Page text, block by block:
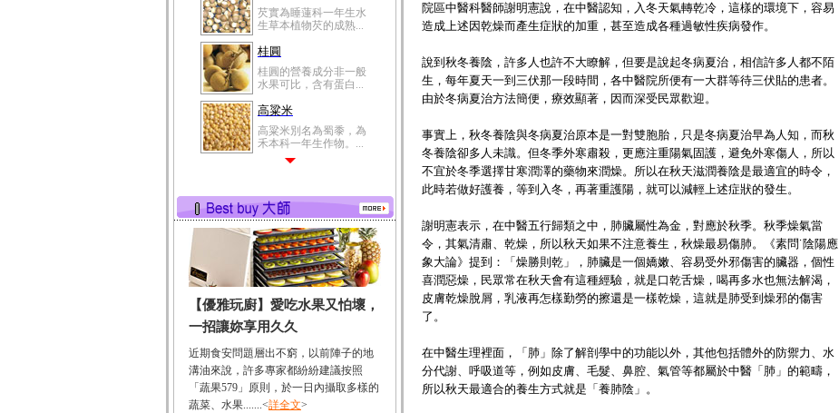
芡實為睡蓮科一年生水
生草本植物芡的成熟...
桂圓
桂圓的營養成分非一般
水果可比，含有蛋白...
高粱米
高粱米別名為蜀黍，為
禾本科一年生作物。...
有蛋白質、脂肪、磷...
鮪魚
鮪魚肚肉中的不飽和脂
肪酸內富含EPA和DH...
韭菜
韭菜所含的膳食纖維能
幫助消化與通便；揮...
冬瓜
冬瓜營養價值高，鈉含
量極低是水腫病人的...
豆豉
【優雅玩廚】愛吃水果又怕壞，
一招讓妳享用久久
近期食安問題層出不窮，以前陣子的地
溝油來說，許多專家都紛紛建議按照
「蔬果579」原則，於一日內攝取多樣的
蔬菜、水果.......<詳全文>
院區中醫科醫師謝明憲說，在中醫認知，入冬天氣轉乾冷，這樣的環境下，容易
造成上述因乾燥而產生症狀的加重，甚至造成各種過敏性疾病發作。
說到秋冬養陰，許多人也許不大瞭解，但要是說起冬病夏治，相信許多人都不陌
生，每年夏天一到三伏那一段時間，各中醫院所便有一大群等待三伏貼的患者。
由於冬病夏治方法簡便，療效顯著，因而深受民眾歡迎。
事實上，秋冬養陰與冬病夏治原本是一對雙胞胎，只是冬病夏治早為人知，而秋
冬養陰卻多人未識。但冬季外寒肅殺，更應注重陽氣固護，避免外寒傷人，所以
不宜於冬季選擇甘寒潤澤的藥物來潤燥。所以在秋天滋潤養陰是最適宜的時令，
此時若做好護養，等到入冬，再著重護陽，就可以減輕上述症狀的發生。
謝明憲表示，在中醫五行歸類之中，肺臟屬性為金，對應於秋季。秋季燥氣當
令，其氣清肅、乾燥，所以秋天如果不注意養生，秋燥最易傷肺。《素問˙陰陽應
象大論》提到：「燥勝則乾」，肺臟是一個嬌嫩、容易受外邪傷害的臟器，個性
喜潤惡燥，民眾常在秋天會有這種經驗，就是口乾舌燥，喝再多水也無法解渴，
皮膚乾燥脫屑，乳液再怎樣勤勞的擦還是一樣乾燥，這就是肺受到燥邪的傷害
了。
在中醫生理裡面，「肺」除了解剖學中的功能以外，其他包括體外的防禦力、水
分代謝、呼吸道等，例如皮膚、毛髮、鼻腔、氣管等都屬於中醫「肺」的範疇，
所以秋天最適合的養生方式就是「養肺陰」。